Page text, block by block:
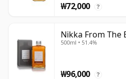
₩72,000 ?
Nikka From The
500ml • 51.4%
₩96,000 ?